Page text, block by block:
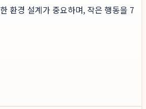
환경 설계가 중요하며, 작은 행동을 7